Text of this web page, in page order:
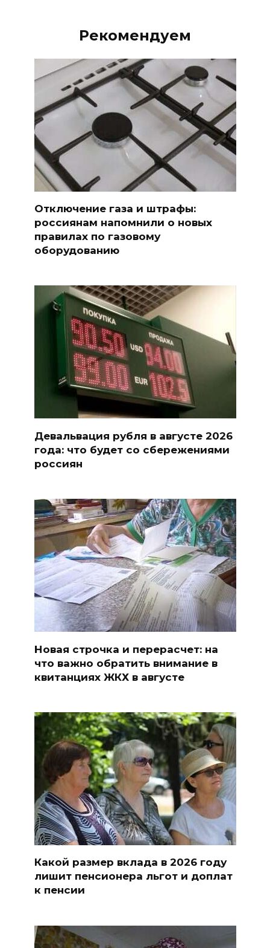
Рекомендуем
Отключение газа и штрафы:
россиянам напомнили о новых
правилах по газовому
оборудованию
Девальвация рубля в августе 2026
года: что будет со сбережениями
россиян
Новая строчка и перерасчет: на
что важно обратить внимание в
квитанциях ЖКХ в августе
Какой размер вклада в 2026 году
лишит пенсионера льгот и доплат
к пенсии